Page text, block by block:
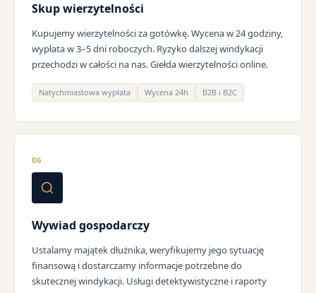
Skup wierzytelności
Kupujemy wierzytelności za gotówkę. Wycena w 24 godziny,
wypłata w 3–5 dni roboczych. Ryzyko dalszej windykacji
przechodzi w całości na nas. Giełda wierzytelności online.
Natychmiastowa wypłata Wycena 24h B2B i B2C
06
Wywiad gospodarczy
Ustalamy majątek dłużnika, weryfikujemy jego sytuację
finansową i dostarczamy informacje potrzebne do
skutecznej windykacji. Usługi detektywistyczne i raporty